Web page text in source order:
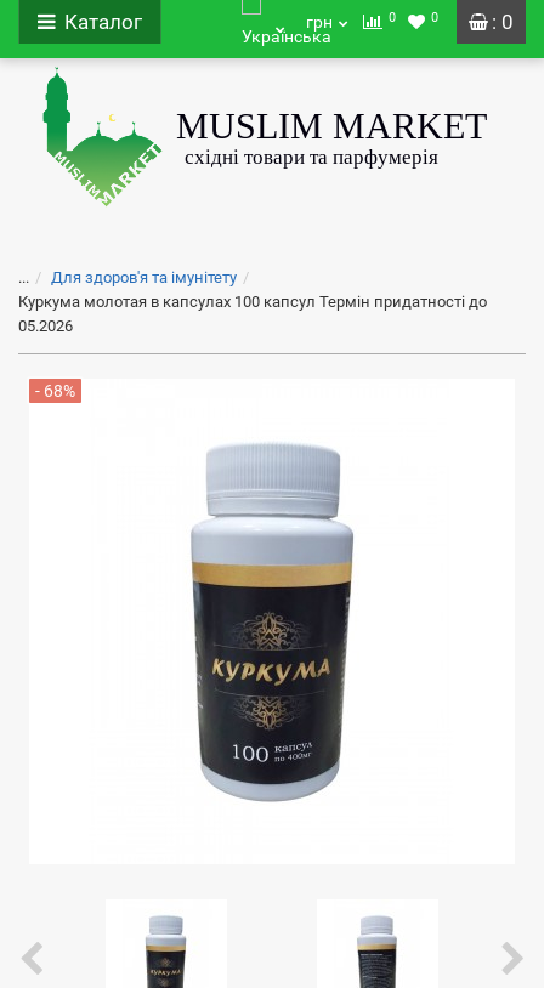
: 0
Каталог грн 0 0
...
Для здоров'я та імунітету
Куркума молотая в капсулах 100 капсул Термін придатності до
05.2026
- 68%